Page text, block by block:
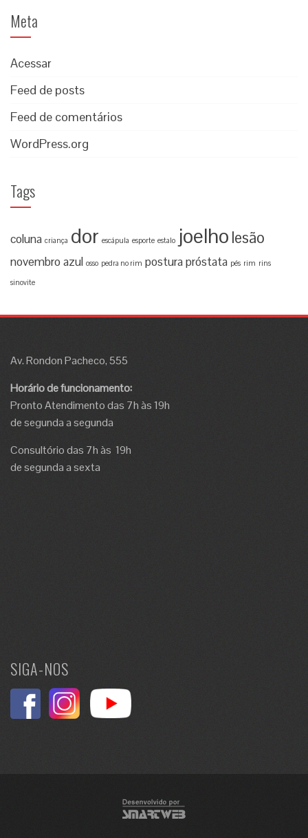
Meta
Acessar
Feed de posts
Feed de comentários
WordPress.org
Tags
coluna criança dor escápula esporte estalo joelho lesão
novembro azul osso pedra no rim posturapróstata pés rim rins
sinovite
Av. Rondon Pacheco, 555
Horário de funcionamento:
Pronto Atendimento das 7h às 19h
de segunda a segunda
Consultório das 7h às 19h
de segunda a sexta
SIGA-NOS